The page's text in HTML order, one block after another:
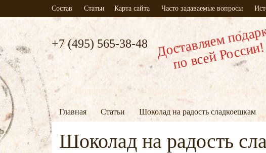
Состав Статьи Карта сайта Часто задаваемые вопросы
+7 (495) 565-38-48 Доставляем
по всей России!
Подарки Упаковка Доставка
Главная Статьи Шоколад на радость сладкоешкам
Шоколад на радость